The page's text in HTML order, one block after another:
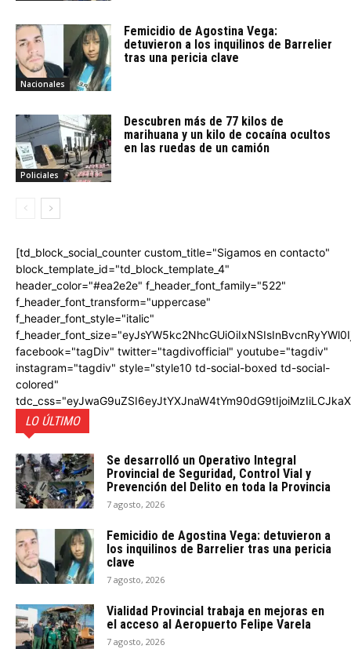
Nacionales
Femicidio de Agostina Vega:
detuvieron a los inquilinos de Barrelier
tras una pericia clave
Policiales
Descubren más de 77 kilos de
marihuana y un kilo de cocaína ocultos
en las ruedas de un camión
[td_block_social_counter custom_title="Sigamos en contacto"
block_template_id="td_block_template_4"
header_color="#ea2e2e" f_header_font_family="522"
f_header_font_transform="uppercase"
f_header_font_style="italic"
facebook="tagDiv" twitter="tagdivofficial" youtube="tagdiv"
instagram="tagdiv" style="style10 td-social-boxed td-social-
colored"
LO ÚLTIMO
Se desarrolló un Operativo Integral
Provincial de Seguridad, Control Vial y
Prevención del Delito en toda la Provincia
7 agosto, 2026
Femicidio de Agostina Vega: detuvieron a
los inquilinos de Barrelier tras una pericia
clave
7 agosto, 2026
Vialidad Provincial trabaja en mejoras en
el acceso al Aeropuerto Felipe Varela
7 agosto, 2026